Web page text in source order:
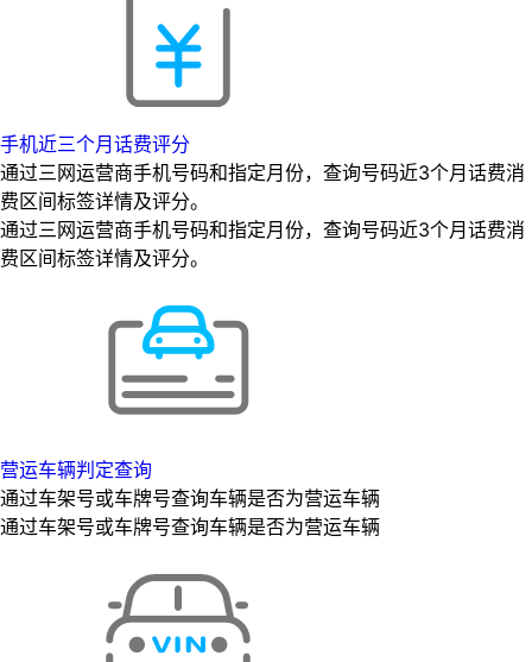
手机近三个月话费评分
通过三网运营商手机号码和指定月份，查询号码近3个月话费消
费区间标签详情及评分。
通过三网运营商手机号码和指定月份，查询号码近3个月话费消
费区间标签详情及评分。
营运车辆判定查询
通过车架号或车牌号查询车辆是否为营运车辆
通过车架号或车牌号查询车辆是否为营运车辆